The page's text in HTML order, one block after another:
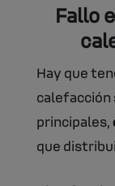
Fallo
Hay que
calefacción
principales,
que